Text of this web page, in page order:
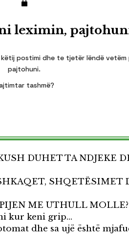
leximin,
postimi dhe te tjetër lëndë
pajtohuni.
tashmë?
DUHET TA NDJEKE
SHQETËSIMET
ME UTHULL MOLLE?
kur keni grip…
dhe sa ujë është